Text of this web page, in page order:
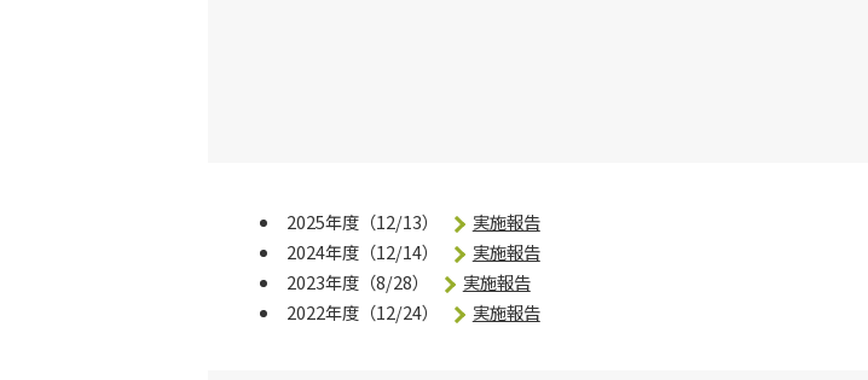
2025年度（12/13）
実施報告
2024年度（12/14）
実施報告
2023年度（8/28）
実施報告
2022年度（12/24）
実施報告